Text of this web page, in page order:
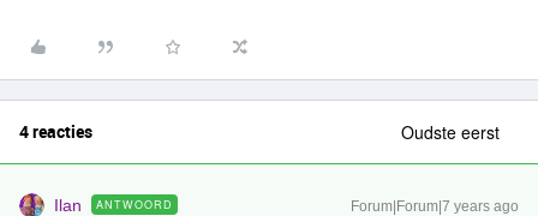
4 reacties Oudste eerst
Ilan ANTWOORD Forum|Forum|7 years ago